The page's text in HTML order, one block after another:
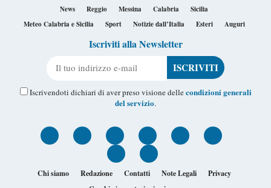
News Reggio Messina Calabria
Sicilia
Meteo Calabria e Sicilia
Sport Notizie dall’Italia Esteri Auguri
Iscriviti alla Newsletter
Iscrivendoti dichiari di aver preso visione dellecondizioni generali
del servizio.
Chi siamo Redazione Contatti Note Legali
Privacy